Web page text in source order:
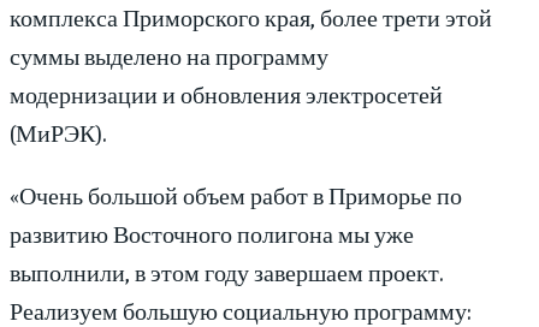
комплекса Приморского края, более трети этой
суммы выделено на программу
модернизации и обновления электросетей
(МиРЭК).
«Очень большой объем работ в Приморье по
развитию Восточного полигона мы уже
выполнили, в этом году завершаем проект.
Реализуем большую социальную программу: